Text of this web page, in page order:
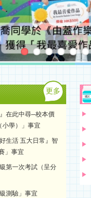
更多
在此中尋─校本價
學）」事宜
生活 五大日常』智
」事宜
第一次考試（呈分
測驗」事宜